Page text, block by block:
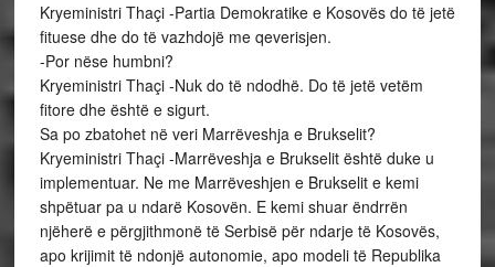
Kryeministri Thaçi -Partia Demokratike e Kosovës do të jetë
fituese dhe do të vazhdojë me qeverisjen.
-Por nëse humbni?
Kryeministri Thaçi -Nuk do të ndodhë. Do të jetë vetëm
fitore dhe është e sigurt.
Sa po zbatohet në veri Marrëveshja e Brukselit?
Kryeministri Thaçi -Marrëveshja e Brukselit është duke u
implementuar. Ne me Marrëveshjen e Brukselit e kemi
shpëtuar pa u ndarë Kosovën. E kemi shuar ëndrrën
njëherë e përgjithmonë të Serbisë për ndarje të Kosovës,
apo krijimit të ndonjë autonomie, apo modeli të Republika